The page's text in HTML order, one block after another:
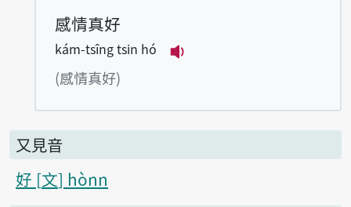
感情真好
kám-tsîng tsin hó
(感情真好)
又見音
好 文 hònn